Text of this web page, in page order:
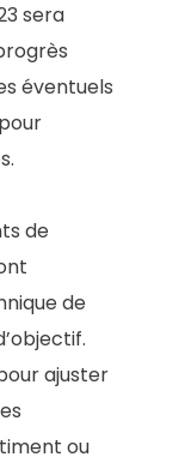
sera
éventuels
de
de
ajuster
ou